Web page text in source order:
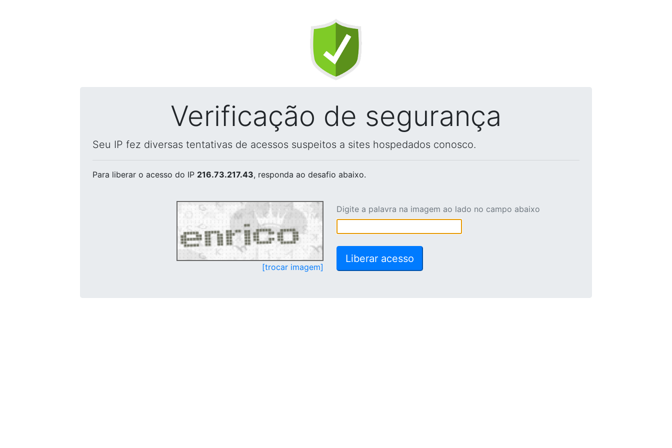
Verificação de segurança
Seu IP fez diversas tentativas de acessos suspeitos a sites hospedados conosco.
Para liberar o acesso do IP 216.73.217.43, responda ao desafio abaixo.
[trocar imagem]
Digite a palavra na imagem ao lado no campo abaixo